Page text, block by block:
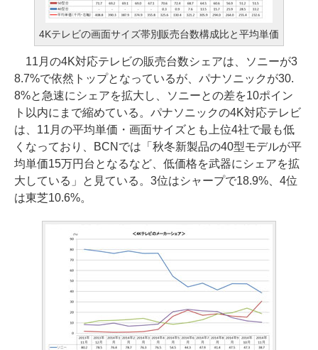
4Kテレビの画面サイズ帯別販売台数構成比と平均単価
11月の4K対応テレビの販売台数シェアは、ソニーが3
8.7%で依然トップとなっているが、パナソニックが30.
8%と急速にシェアを拡大し、ソニーとの差を10ポイン
ト以内にまで縮めている。パナソニックの4K対応テレビ
は、11月の平均単価・画面サイズとも上位4社で最も低
くなっており、BCNでは「秋冬新製品の40型モデルが平
均単価15万円台となるなど、低価格を武器にシェアを拡
大している」と見ている。3位はシャープで18.9%、4位
は東芝10.6%。